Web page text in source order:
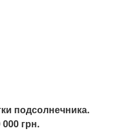
подсолнечника.
000 грн.